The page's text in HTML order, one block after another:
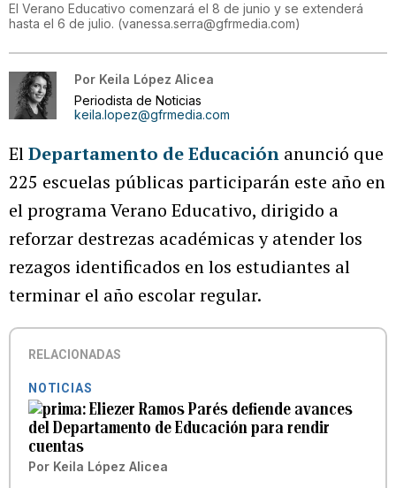
El Verano Educativo comenzará el 8 de junio y se extenderá
hasta el 6 de julio. (vanessa.serra@gfrmedia.com)
Por Keila López Alicea
Periodista de Noticias
keila.lopez@gfrmedia.com
ElDepartamento de Educación anunció que
225 escuelas públicas participarán este año en
el programa Verano Educativo, dirigido a
reforzar destrezas académicas y atender los
rezagos identificados en los estudiantes al
terminar el año escolar regular.
RELACIONADAS
NOTICIAS
Eliezer Ramos Parés defiende avances
del Departamento de Educación para rendir
cuentas
Por Keila López Alicea